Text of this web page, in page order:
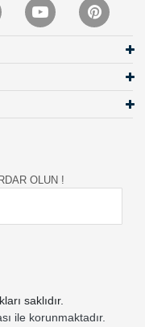
OLUN !
saklıdır.
ile korunmaktadır.